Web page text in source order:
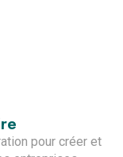
pour créer et